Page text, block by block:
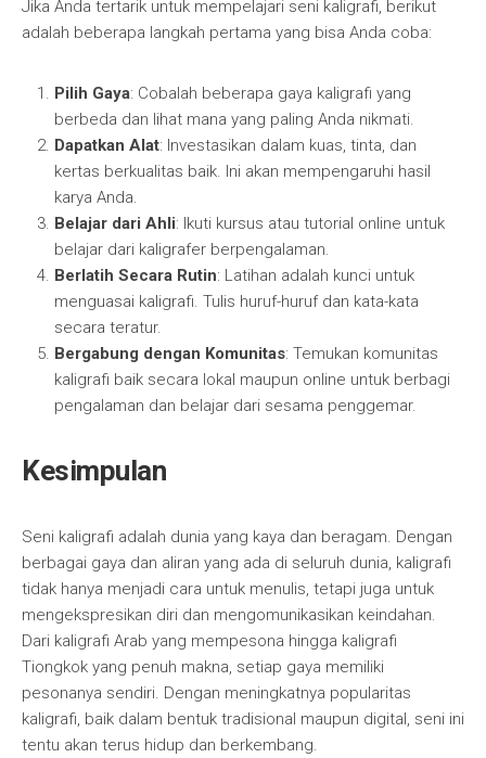
Jika Anda tertarik untuk mempelajari seni kaligrafi, berikut
adalah beberapa langkah pertama yang bisa Anda coba:
Pilih Gaya: Cobalah beberapa gaya kaligrafi yang
berbeda dan lihat mana yang paling Anda nikmati.
Dapatkan Alat: Investasikan dalam kuas, tinta, dan
kertas berkualitas baik. Ini akan mempengaruhi hasil
karya Anda.
Belajar dari Ahli: Ikuti kursus atau tutorial online untuk
belajar dari kaligrafer berpengalaman.
Berlatih Secara Rutin: Latihan adalah kunci untuk
menguasai kaligrafi. Tulis huruf-huruf dan kata-kata
secara teratur.
Bergabung dengan Komunitas: Temukan komunitas
kaligrafi baik secara lokal maupun online untuk berbagi
pengalaman dan belajar dari sesama penggemar.
Kesimpulan
Seni kaligrafi adalah dunia yang kaya dan beragam. Dengan
berbagai gaya dan aliran yang ada di seluruh dunia, kaligrafi
tidak hanya menjadi cara untuk menulis, tetapi juga untuk
mengekspresikan diri dan mengomunikasikan keindahan.
Dari kaligrafi Arab yang mempesona hingga kaligrafi
Tiongkok yang penuh makna, setiap gaya memiliki
pesonanya sendiri. Dengan meningkatnya popularitas
kaligrafi, baik dalam bentuk tradisional maupun digital, seni ini
tentu akan terus hidup dan berkembang.